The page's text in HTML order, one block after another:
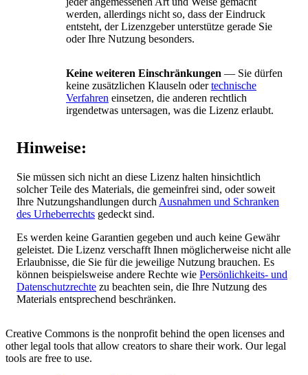
werden, allerdings nicht so, dass der Eindruck
entsteht, der Lizenzgeber unterstütze gerade Sie
oder Ihre Nutzung besonders.
Keine weiteren Einschränkungen — Sie dürfen
keine zusätzlichen Klauseln odertechnische
Verfahren einsetzen, die anderen rechtlich
irgendetwas untersagen, was die Lizenz erlaubt.
Hinweise:
Sie müssen sich nicht an diese Lizenz halten hinsichtlich
solcher Teile des Materials, die gemeinfrei sind, oder soweit
Ihre Nutzungshandlungen durch Ausnahmen und Schranken
des Urheberrechts gedeckt sind.
Es werden keine Garantien gegeben und auch keine Gewähr
geleistet. Die Lizenz verschafft Ihnen möglicherweise nicht alle
Erlaubnisse, die Sie für die jeweilige Nutzung brauchen. Es
können beispielsweise andere Rechte wie Persönlichkeits- und
Datenschutzrechte zu beachten sein, die Ihre Nutzung des
Materials entsprechend beschränken.
Creative Commons is the nonprofit behind the open licenses and
other legal tools that allow creators to share their work. Our legal
tools are free to use.